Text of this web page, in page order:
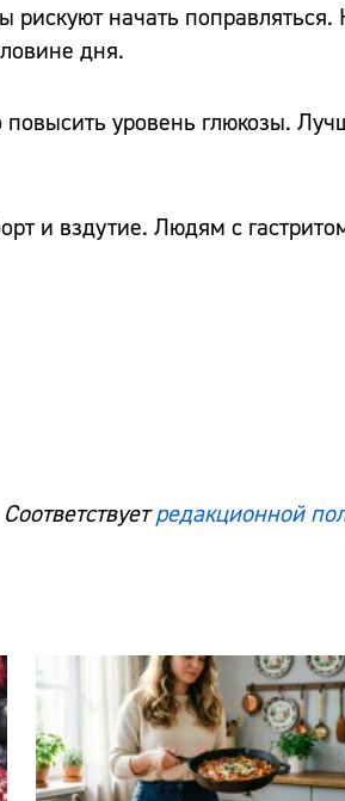
рискуют начать поправляться.
дня.
уровень глюкозы.
и вздутие. Людям с
Соответствуетредакционной